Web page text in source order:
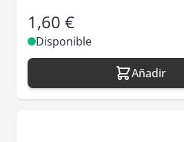
1,60 €
Disponible
Añadir